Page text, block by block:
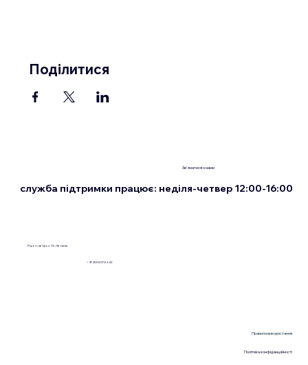
Поділитися
Правила використання
Політика конфіденційності
Рішон-ле-Ціон 13, Нетанія
+972555076342
Зв'язатися з нами
служба підтримки працює: неділя-четвер 12:00-16:00